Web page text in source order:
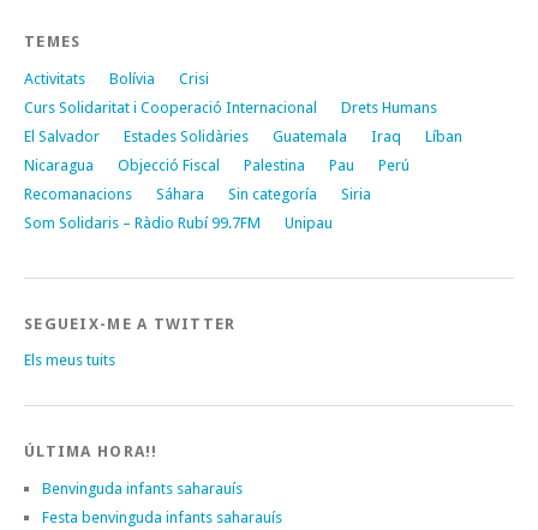
TEMES
Activitats Bolívia
Crisi
Curs Solidaritat i Cooperació Internacional
Drets Humans
El Salvador
Estades Solidàries Guatemala Iraq
Líban
Nicaragua
Objecció Fiscal Palestina Pau
Perú
Recomanacions
Sáhara Sin categoría
Siria
Som Solidaris – Ràdio Rubí 99.7FM
Unipau
SEGUEIX-ME A TWITTER
Els meus tuits
ÚLTIMA HORA!!
Benvinguda infants saharauís
Festa benvinguda infants saharauís